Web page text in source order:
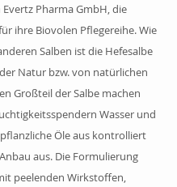
Pharma GmbH, die
ihre Biovolen Pflegereihe. Wie
Salben ist die Hefesalbe
Natur bzw. von natürlichen
Großteil der Salbe machen
Wasser und
Öle aus kontrolliert
aus. Die Formulierung
peelenden Wirkstoffen,